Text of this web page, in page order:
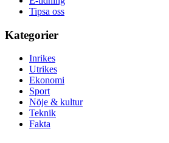
Tipsa oss
Kategorier
Inrikes
Utrikes
Ekonomi
Sport
Nöje & kultur
Teknik
Fakta